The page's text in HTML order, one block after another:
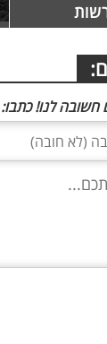
חשובה לנו! כתבו: